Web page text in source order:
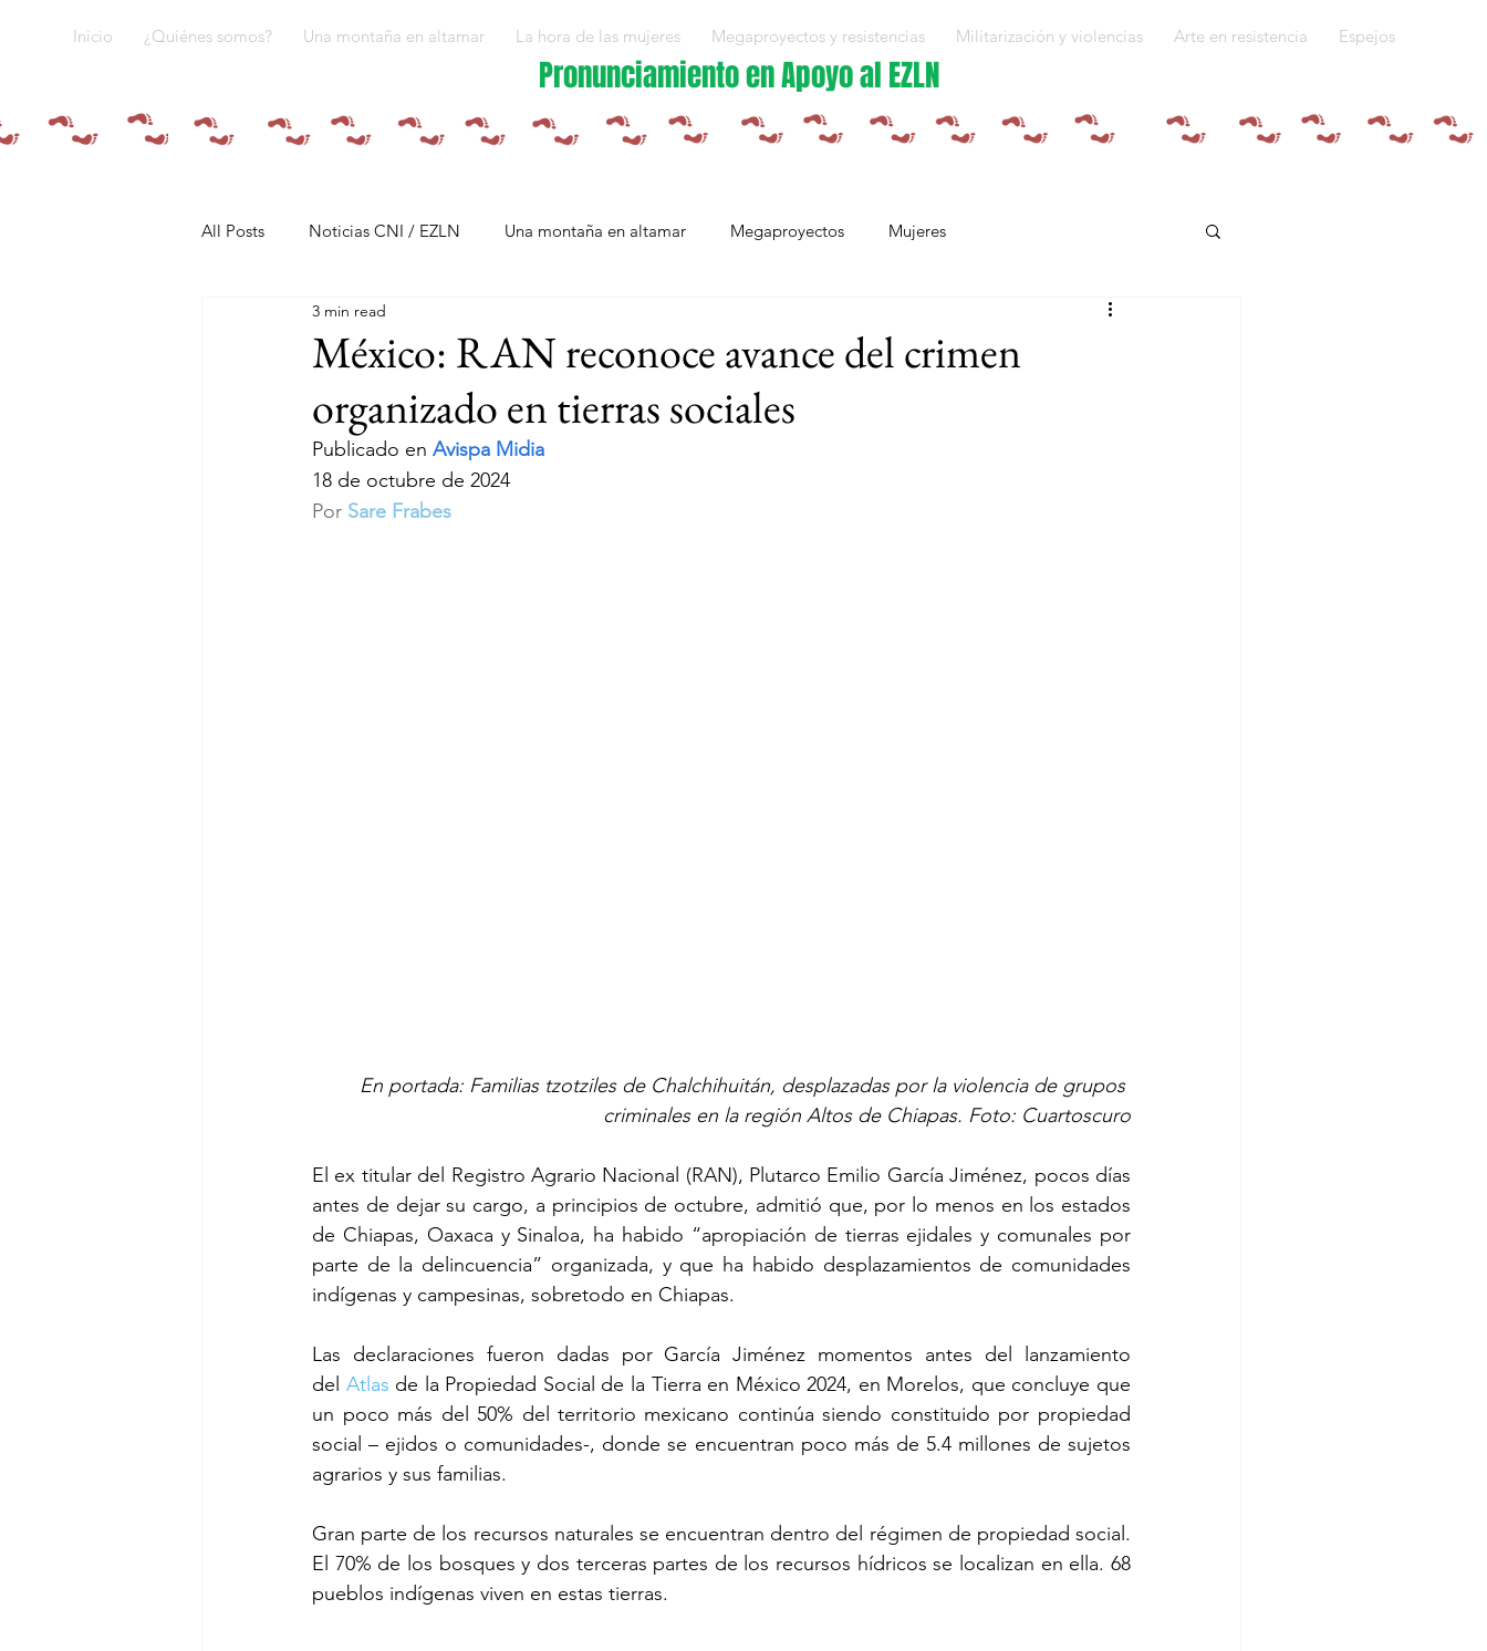
Inicio ¿Quiénes somos? Una montaña en altamar La hora de las mujeres Megaproyectos y resistencias Militarización y violencias Arte en resistencia Espejos
Pronunciamiento en Apoyo al EZLN
All Posts Noticias CNI / EZLN Una montaña en altamar Megaproyectos Mujeres
Pandemia y pueblos indígenas Quiénes somos
Resistencias Tren Maya Plan Integral Morelos Capítulo Europa
México: RAN reconoce avance del crimen
organizado en tierras sociales
3 min read
Publicado en Avispa Midia
18 de octubre de 2024
Por Sare Frabes
En portada: Familias tzotziles de Chalchihuitán, desplazadas por la violencia de grupos
criminales en la región Altos de Chiapas. Foto: Cuartoscuro
El ex titular del Registro Agrario Nacional (RAN), Plutarco Emilio García Jiménez, pocos días
antes de dejar su cargo, a principios de octubre, admitió que, por lo menos en los estados
de Chiapas, Oaxaca y Sinaloa, ha habido “apropiación de tierras ejidales y comunales por
parte de la delincuencia” organizada, y que ha habido desplazamientos de comunidades
indígenas y campesinas, sobretodo en Chiapas.
Las declaraciones fueron dadas por García Jiménez momentos antes del lanzamiento
del Atlas de la Propiedad Social de la Tierra en México 2024, en Morelos, que concluye que
un poco más del 50% del territorio mexicano continúa siendo constituido por propiedad
social – ejidos o comunidades-, donde se encuentran poco más de 5.4 millones de sujetos
agrarios y sus familias.
Gran parte de los recursos naturales se encuentran dentro del régimen de propiedad social.
El 70% de los bosques y dos terceras partes de los recursos hídricos se localizan en ella. 68
pueblos indígenas viven en estas tierras.